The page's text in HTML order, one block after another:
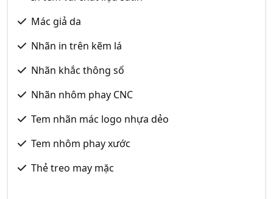
Mác giả da
Nhãn in trên kẽm lá
Nhãn khắc thông số
Nhãn nhôm phay CNC
Tem nhãn mác logo nhựa dẻo
Tem nhôm phay xước
Thẻ treo may mặc